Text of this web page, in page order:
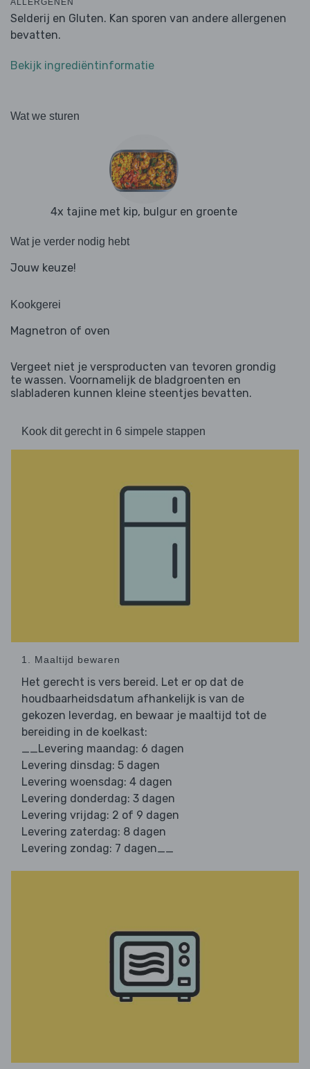
ALLERGENEN
Selderij en Gluten. Kan sporen van andere allergenen
bevatten.
Bekijk ingrediëntinformatie
Wat we sturen
4x tajine met kip, bulgur en groente
Wat je verder nodig hebt
Jouw keuze!
Kookgerei
Magnetron of oven
Vergeet niet je versproducten van tevoren grondig
te wassen. Voornamelijk de bladgroenten en
slabladeren kunnen kleine steentjes bevatten.
Kook dit gerecht in 6 simpele stappen
1. Maaltijd bewaren
Het gerecht is vers bereid. Let er op dat de
houdbaarheidsdatum afhankelijk is van de
gekozen leverdag, en bewaar je maaltijd tot de
bereiding in de koelkast:
__Levering maandag: 6 dagen
Levering dinsdag: 5 dagen
Levering woensdag: 4 dagen
Levering donderdag: 3 dagen
Levering vrijdag: 2 of 9 dagen
Levering zaterdag: 8 dagen
Levering zondag: 7 dagen__